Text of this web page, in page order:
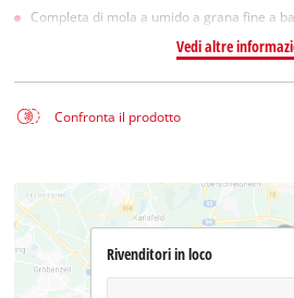
Completa di mola a umido a grana fine a
Vedi altre
Confronta il prodotto
Rivenditori in loco